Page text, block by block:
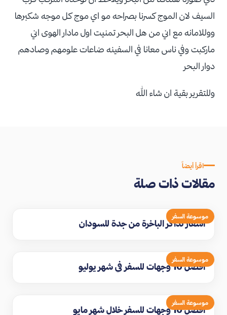
السيف لان الموج كسرنا بصراحه مو اي موج كل موجه شكبرها
ووللامانه مع اني من هل البحر تمنيت اول مادار الهوى اني
ماركبت وفي ناس معانا في السفينه ضاعات علومهم وصادهم
دوار البحر
وللتقرير بقية ان شاء الله
اقرأ أيضاً
مقالات ذات صلة
موسوعة السفر
اسعار تذاكر الباخرة من جدة للسودان
موسوعة السفر
افضل 10 وجهات للسفر في شهر يوليو
موسوعة السفر
افضل 10 وجهات للسفر خلال شهر مايو